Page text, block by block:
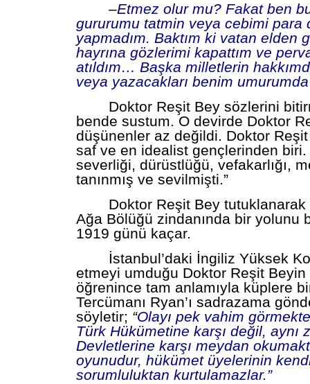
–Etmez olur mu? Fakat ben
gururumu tatmin veya cebimi para
yapmadım. Baktım ki vatan elden
hayrına gözlerimi kapattım ve
atıldım… Başka milletlerin
veya yazacakları benim
Doktor Reşit Bey sözlerini
bende sustum. O devirde Doktor
düşünenler az değildi. Doktor
saf ve en idealist gençlerinden
severliği, dürüstlüğü, vefakarlığı,
tanınmış ve sevilmişti.”
Doktor Reşit Bey tutuklanarak
Ağa Bölüğü zindanında bir yolunu
1919 günü kaçar.
İstanbul’daki İngiliz Yüksek
etmeyi umduğu Doktor Reşit Beyin
öğrenince tam anlamıyla küplere
Tercümanı Ryan’ı sadrazama
söyletir; “Olayı pek vahim
Türk Hükümetine karşı değil, aynı
Devletlerine karşı meydan
oyunudur, hükümet üyelerinin
sorumluluktan kurtulamazlar.”